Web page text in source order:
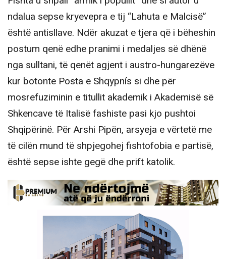
ndalua sepse kryevepra e tij “Lahuta e Malcisë”
është antisllave. Ndër akuzat e tjera që i bëheshin
postum qenë edhe pranimi i medaljes së dhënë
nga sulltani, të qenët agjent i austro-hungarezëve
kur botonte Posta e Shqypnís si dhe për
mosrefuziminin e titullit akademik i Akademisë së
Shkencave të Italisë fashiste pasi kjo pushtoi
Shqipërinë. Për Arshi Pipën, arsyeja e vërtetë me
të cilën mund të shpjegohej fishtofobia e partisë,
është sepse ishte gegë dhe prift katolik.